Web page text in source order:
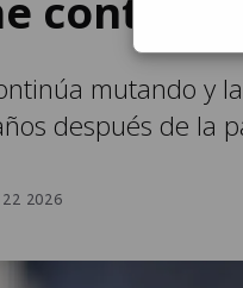
mutando y
después de la
22 2026